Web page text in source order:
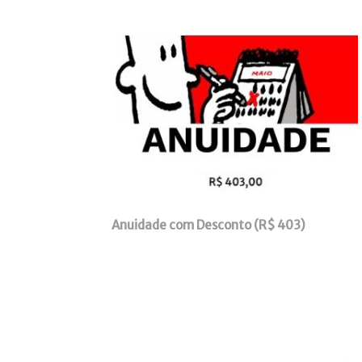
Anuidade com Desconto (R$ 403)